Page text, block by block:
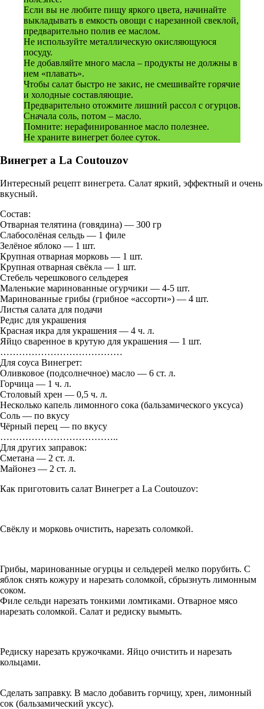
Если вы не любите пищу яркого цвета, начинайте
выкладывать в емкость овощи с нарезанной свеклой,
предварительно полив ее маслом.
Не используйте металлическую окисляющуюся
посуду.
Не добавляйте много масла – продукты не должны в
нем «плавать».
Чтобы салат быстро не закис, не смешивайте горячие
и холодные составляющие.
Предварительно отожмите лишний рассол с огурцов.
Сначала соль, потом – масло.
Помните: нерафинированное масло полезнее.
Не храните винегрет более суток.
Винегрет a La Coutouzov
Интересный рецепт винегрета. Салат яркий, эффектный и очень
вкусный.
Состав:
Отварная телятина (говядина) — 300 гр
Слабосолёная сельдь — 1 филе
Зелёное яблоко — 1 шт.
Крупная отварная морковь — 1 шт.
Крупная отварная свёкла — 1 шт.
Стебель черешкового сельдерея
Маленькие маринованные огурчики — 4-5 шт.
Маринованные грибы (грибное «ассорти») — 4 шт.
Листья салата для подачи
Редис для украшения
Красная икра для украшения — 4 ч. л.
Яйцо сваренное в крутую для украшения — 1 шт.
…………………………………
Для соуса Винегрет:
Оливковое (подсолнечное) масло — 6 ст. л.
Горчица — 1 ч. л.
Столовый хрен — 0,5 ч. л.
Несколько капель лимонного сока (бальзамического уксуса)
Соль — по вкусу
Чёрный перец — по вкусу
………………………………..
Для других заправок:
Сметана — 2 ст. л.
Майонез — 2 ст. л.
Как приготовить салат Винегрет a La Coutouzov:
Свёклу и морковь очистить, нарезать соломкой.
Грибы, маринованные огурцы и сельдерей мелко порубить. С
яблок снять кожуру и нарезать соломкой, сбрызнуть лимонным
соком.
Филе сельди нарезать тонкими ломтиками. Отварное мясо
нарезать соломкой. Салат и редиску вымыть.
Редиску нарезать кружочками. Яйцо очистить и нарезать
кольцами.
Сделать заправку. В масло добавить горчицу, хрен, лимонный
сок (бальзамический уксус).